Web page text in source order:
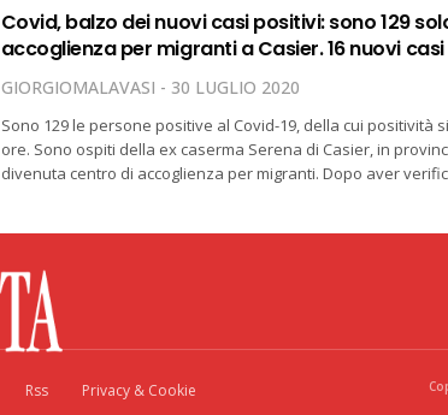
Covid, balzo dei nuovi casi positivi: sono 129
accoglienza per migranti a Casier. 16 nuovi
GIORGIOMALAVASI 30 LUGLIO 2020
Sono 129 le persone positive al Covid-19, della cui positività
ore. Sono ospiti della ex caserma Serena di Casier, in
divenuta centro di accoglienza per migranti. Dopo aver
Rss Privacy & Cookie